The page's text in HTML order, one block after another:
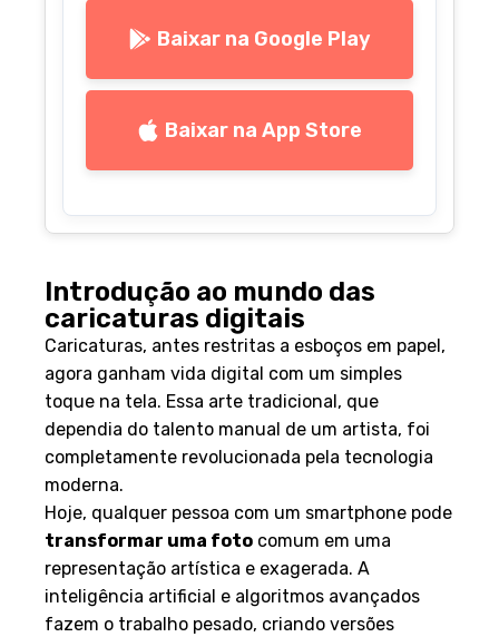
Baixar na Google Play
Baixar na App Store
Introdução ao mundo das
caricaturas digitais
Caricaturas, antes restritas a esboços em papel,
agora ganham vida digital com um simples
toque na tela. Essa arte tradicional, que
dependia do talento manual de um artista, foi
completamente revolucionada pela tecnologia
moderna.
Hoje, qualquer pessoa com um smartphone pode
transformar uma foto comum em uma
representação artística e exagerada. A
inteligência artificial e algoritmos avançados
fazem o trabalho pesado, criando versões